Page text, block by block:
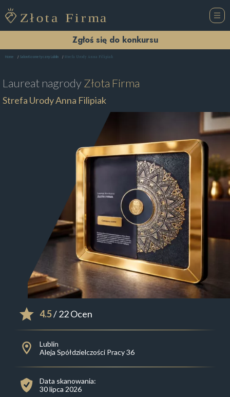
Zgłoś się do konkursu
Home Salon Kosmetyczny Lublin Strefa Urody Anna Filipiak
Laureat nagrodyZłota Firma
Strefa Urody Anna Filipiak
4.5/ 22 Ocen
Lublin
Aleja Spółdzielczości Pracy 36
Data skanowania:
30 lipca 2026